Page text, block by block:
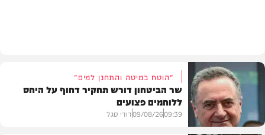
"הוטח במיטה והתחנן למים"
שר הביטחון דורש תחקיר דחוף על היחס
ללוחמים פצועים
09:39
09/08/26דודי סגל